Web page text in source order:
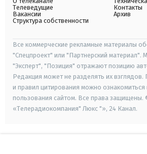
Телеведущие
Вакансии
Структура собственности
Контакты
Архив
Все коммерческие рекламные материалы
"Спецпроект" или "Партнерский материал".
"Эксперт", "Позиция" отражают позицию
Редакция может не разделять их
и правил цитирования можно ознакомиться
пользования сайтом. Все права
«Телерадиокомпания" Люкс "», 24 Канал.